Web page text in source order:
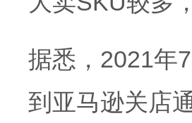
据悉，2021年
到亚马逊关店